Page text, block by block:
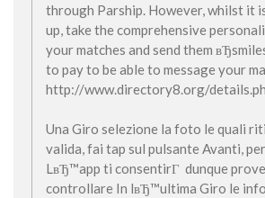
through Parship. However, whilst it
up, take the comprehensive
your matches and send them
to pay to be able to message your
http://www.directory8.org/
Una Giro selezione la foto le quali
valida, fai tap sul pulsante Avanti,
LвЂ™app ti consentirГ dunque
controllare In lвЂ™ultima Giro le